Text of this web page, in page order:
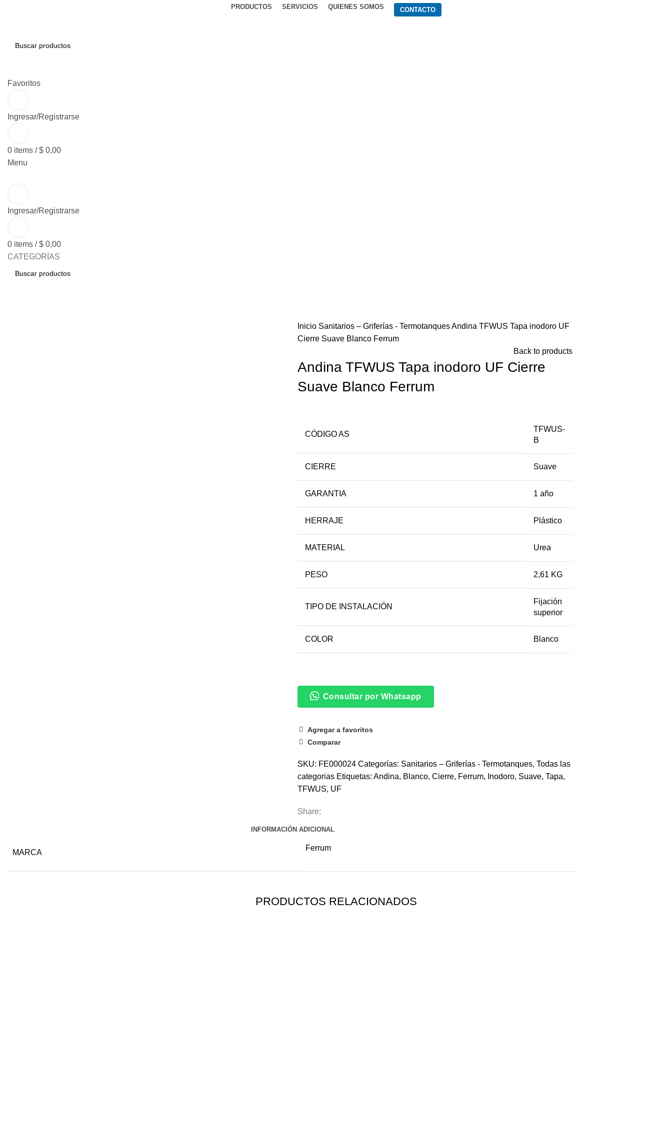
PRODUCTOS SERVICIOS QUIENES SOMOS CONTACTO
Favoritos
Ingresar/Registrarse
0 items / $ 0,00
Menu
Ingresar/Registrarse
0 items / $ 0,00
CATEGORÍAS
Inicio Sanitarios – Griferías - TermotanquesAndina TFWUS Tapa inodoro UF
Cierre Suave Blanco Ferrum
Back to products
Andina TFWUS Tapa inodoro UF Cierre
Suave Blanco Ferrum
CÓDIGO AS
TFWUS-
B
CIERRE Suave
GARANTIA 1 año
HERRAJE Plástico
MATERIAL Urea
PESO 2,61 KG
TIPO DE INSTALACIÓN
Fijación
superior
COLOR Blanco
Consultar por Whatsapp
Agregar a favoritos
Comparar
SKU: FE000024 Categorías: Sanitarios – Griferías - Termotanques, Todas las
categorias Etiquetas: Andina, Blanco, Cierre, Ferrum, Inodoro, Suave, Tapa,
TFWUS, UF
Share:
INFORMACIÓN ADICIONAL
MARCA
Ferrum
PRODUCTOS RELACIONADOS